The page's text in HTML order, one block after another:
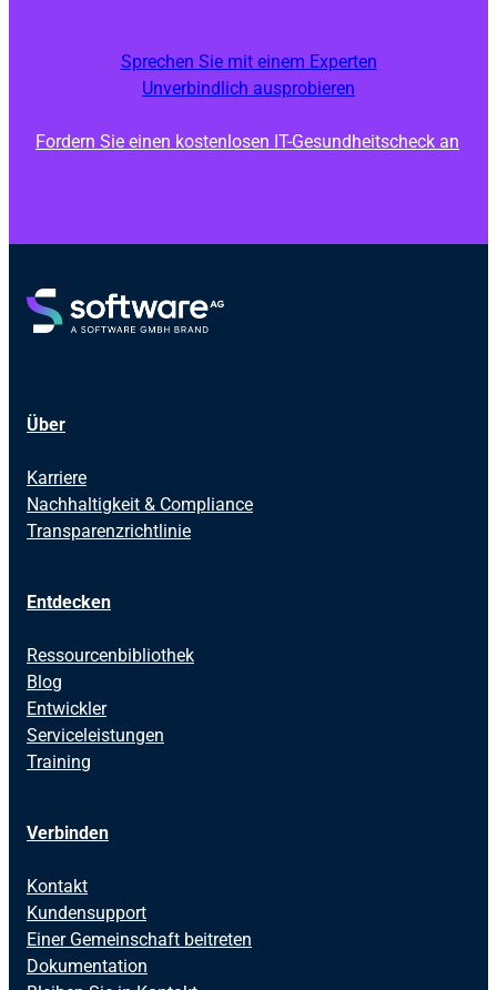
Sprechen Sie mit einem Experten
Unverbindlich ausprobieren
Fordern Sie einen kostenlosen IT-Gesundheitscheck an
Über
Karriere
Nachhaltigkeit & Compliance
Transparenzrichtlinie
Entdecken
Ressourcenbibliothek
Blog
Entwickler
Serviceleistungen
Training
Verbinden
Kontakt
Kundensupport
Einer Gemeinschaft beitreten
Dokumentation